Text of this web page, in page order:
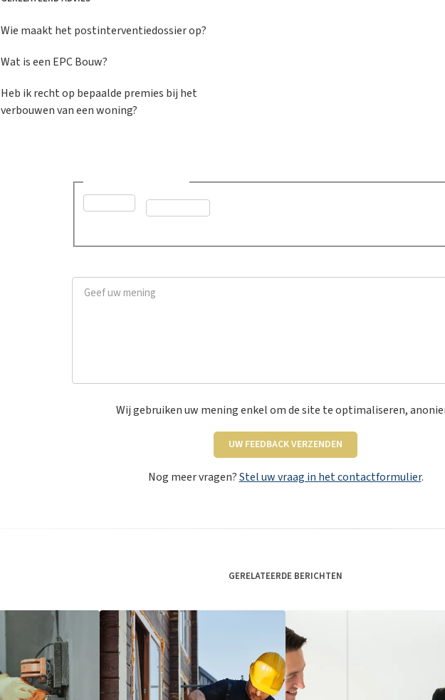
Wie maakt het postinterventiedossier op?
Wat is een EPC Bouw?
Heb ik recht op bepaalde premies bij het
verbouwen van een woning?
Wij gebruiken uw mening enkel om de site te optimaliseren,
UW FEEDBACK VERZENDEN
Nog meer vragen?Stel uw vraag in het contactformulier.
GERELATEERDE BERICHTEN